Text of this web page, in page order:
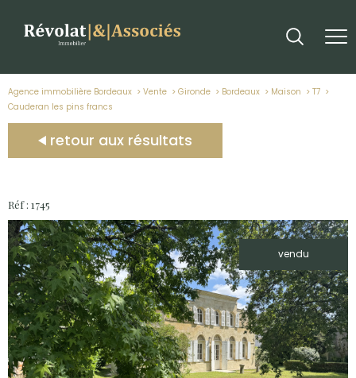
Agence immobilière Bordeaux Vente Gironde Bordeaux Maison
T7
cauderan les pins francs
retour aux résultats
Réf : 1745
vendu